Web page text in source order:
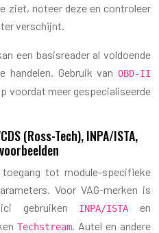
ziet, noteer deze en controleer
verschijnt.
een basisreader al voldoende
Gebruik van OBD-II
voordat meer gespecialiseerde
(Ross-Tech), INPA/ISTA,
tot module-specifieke
Voor VAG-merken is
gebruiken INPA/ISTA
en
Techstream. Autel en andere